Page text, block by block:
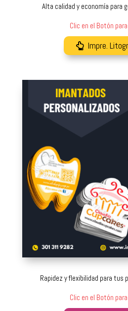
Alta calidad y economía para
Clic en el Botón
Impre.
Rapidez y flexibilidad para tus
Clic en el Botón